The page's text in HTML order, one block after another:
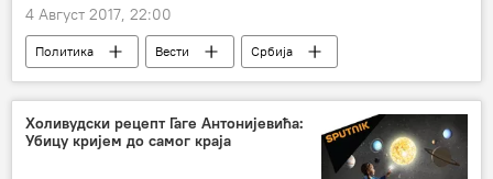
4 Август 2017, 22:00
Политика Вести
Србија
Александар Вучић
Милорад Додик
обележавање годишњице Олује
Хрватска
Холивудски рецепт Гаге Антонијевића:
Убицу кријем до самог краја